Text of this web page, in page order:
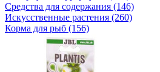
Средства для содержания (146)
Искусственные растения (260)
Корма для рыб (156)